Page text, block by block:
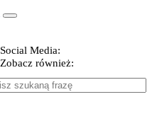
Social Media:
Zobacz również: